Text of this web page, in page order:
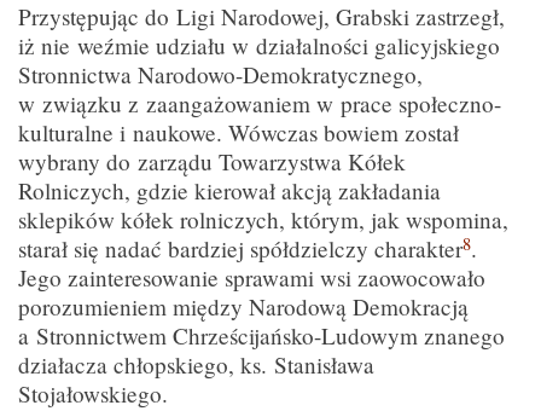
Przystępując do Ligi Narodowej, Grabski zastrzegł,
iż nie weźmie udziału w działalności galicyjskiego
Stronnictwa Narodowo-Demokratycznego,
w związku z zaangażowaniem w prace społeczno-
kulturalne i naukowe. Wówczas bowiem został
wybrany do zarządu Towarzystwa Kółek
Rolniczych, gdzie kierował akcją zakładania
sklepików kółek rolniczych, którym, jak wspomina,
starał się nadać bardziej spółdzielczy charakter8.
Jego zainteresowanie sprawami wsi zaowocowało
porozumieniem między Narodową Demokracją
a Stronnictwem Chrześcijańsko-Ludowym znanego
działacza chłopskiego, ks. Stanisława
Stojałowskiego.